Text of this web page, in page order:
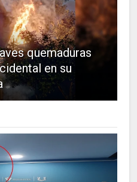
quemaduras
en su